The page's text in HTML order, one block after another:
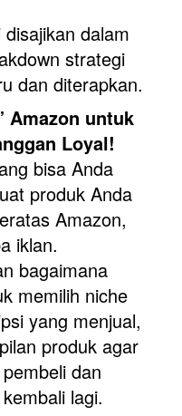
dalam
strategi
dan diterapkan.
Amazon untuk
Loyal!
bisa Anda
produk Anda
Amazon,
iklan.
bagaimana
memilih niche
yang menjual,
produk agar
dan
lagi.